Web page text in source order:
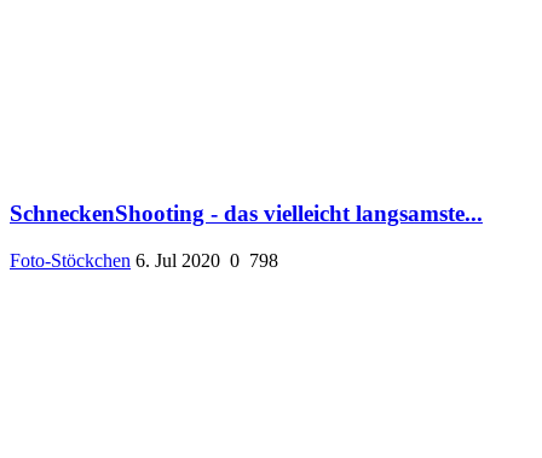
SchneckenShooting - das vielleicht langsamste...
Foto-Stöckchen 6. Jul 2020 0 798